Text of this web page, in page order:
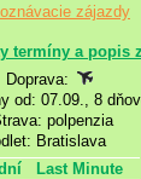
zájazdy
termíny a popis
Doprava:
od: 07.09., 8
polpenzia
Bratislava
Last Minute